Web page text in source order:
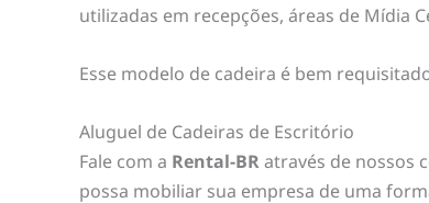
utilizadas em recepções, áreas de Mídia
Esse modelo de cadeira é bem
Aluguel de Cadeiras de Escritório
Fale com a Rental-BRatravés de nossos
possa mobiliar sua empresa de uma